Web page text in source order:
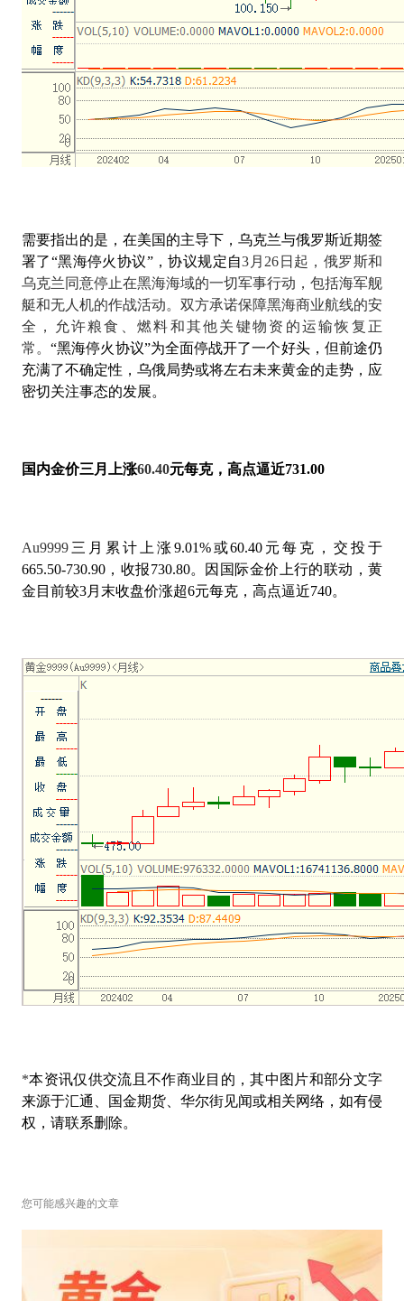
需要指出的是，在美国的主导下，乌克兰与俄罗斯近期签
署了“黑海停火协议”，协议规定自3月26日起，俄罗斯和
乌克兰同意停止在黑海海域的一切军事行动，包括海军舰
艇和无人机的作战活动。双方承诺保障黑海商业航线的安
全，允许粮食、燃料和其他关键物资的运输恢复正
常。“黑海停火协议”为全面停战开了一个好头，但前途仍
充满了不确定性，乌俄局势或将左右未来黄金的走势，应
密切关注事态的发展。
国内金价三月上涨60.40元每克，高点逼近731.00
Au9999 三月累计上涨9.01%或60.40 元每克，交投于
665.50-730.90 ，收报730.80。因国际金价上行的联动，黄
金目前较3月末收盘价涨超6元每克，高点逼近740。
*本资讯仅供交流且不作商业目的，其中图片和部分文字
来源于汇通、国金期货、华尔街见闻或相关网络，如有侵
权，请联系删除。
您可能感兴趣的文章